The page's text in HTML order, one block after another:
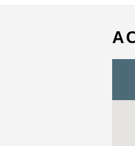
ゲ
ー